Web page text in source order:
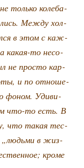
толь­ко коле­ба­
Меж­ду хол­
в этом с каж­
какая-то несо­
не про­сто кар­
и по отно­ше­
фоном. Уди­ви­
что-то есть. В
что такая тес­
„людь­ми в жиз­
кро­ме